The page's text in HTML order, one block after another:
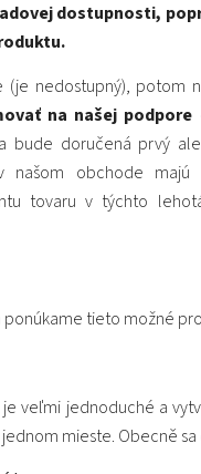
dostupnosti,
(je nedostupný), potom
na našej
bude doručená prvý
obchode majú
tovaru v týchto
ponúkame tieto možné
veľmi jednoduché a
mieste. Obecně